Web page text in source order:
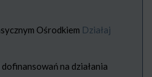
Ośrodkiem Działaj
na działania